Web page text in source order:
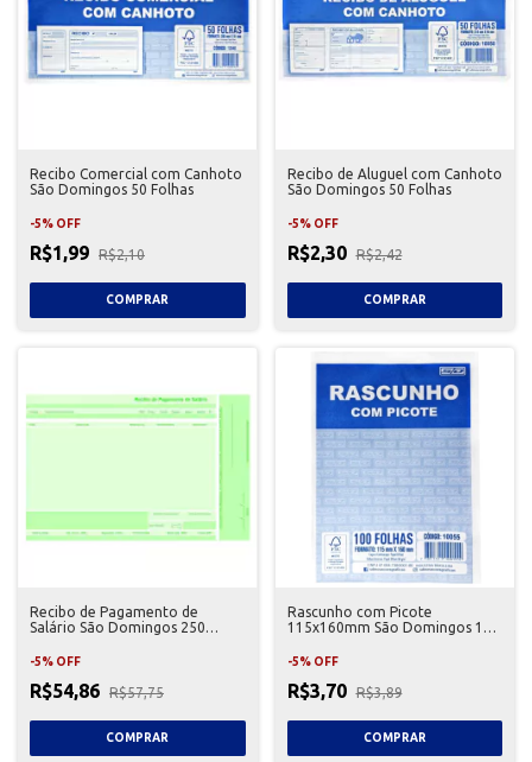
Recibo Comercial com Canhoto
São Domingos 50 Folhas
-5% OFF
R$1,99 R$2,10
Recibo de Aluguel com Canhoto
São Domingos 50 Folhas
-5% OFF
R$2,30 R$2,42
Recibo de Pagamento de
Salário São Domingos 250
-5% OFF
R$54,86 R$57,75
Rascunho com Picote
115x160mm São Domingos 100
-5% OFF
R$3,70 R$3,89